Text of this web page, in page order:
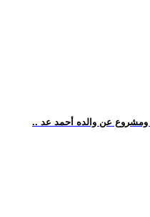
ومشروع عن والده أحمد عد